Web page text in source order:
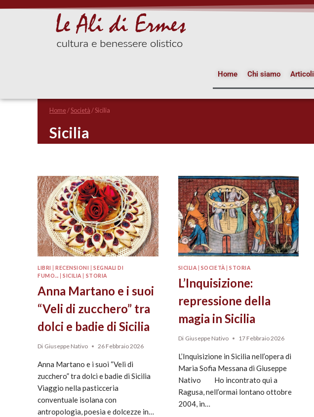
Home Chi siamo Articoli
Home/Società/Sicilia
Sicilia
LIBRI |RECENSIONI |SEGNALI DI
FUMO... |SICILIA STORIA
Anna Martano e i suoi
“Veli di zucchero” tra
dolci e badie di Sicilia
Di Giuseppe Nativo 26 Febbraio 2026
Anna Martano e i suoi “Veli di
zucchero” tra dolci e badie di Sicilia
Viaggio nella pasticceria
conventuale isolana con
antropologia, poesia e dolcezze in…
SICILIA SOCIETÀ |STORIA
L’Inquisizione:
repressione della
magia in Sicilia
Di Giuseppe Nativo 17 Febbraio 2026
L’Inquisizione in Sicilia nell’opera di
Maria Sofia Messana di Giuseppe
Nativo Ho incontrato qui a
Ragusa, nell’ormai lontano ottobre
2004, in…